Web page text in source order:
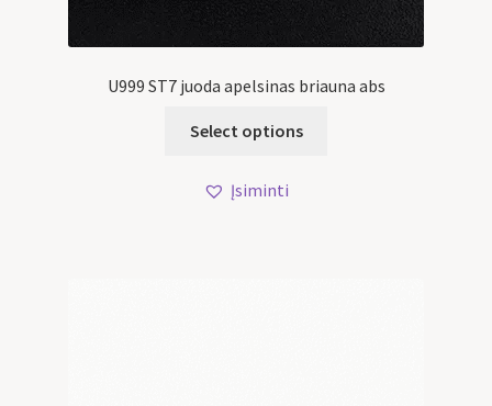
U999 ST7 juoda apelsinas briauna abs
Select options
Įsiminti